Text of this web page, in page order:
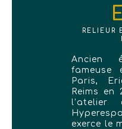
RELIEUR
Ancien
fameuse
Paris,
Reims en
l’atelier
exerce le